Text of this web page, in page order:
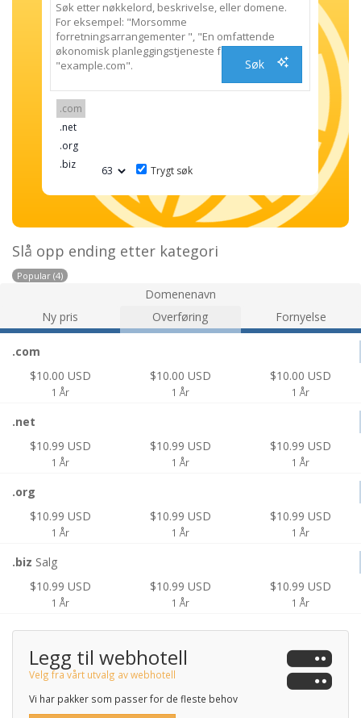
Søk
Trygt søk
Slå opp ending etter kategori
Popular (4)
Domenenavn
Ny pris
Overføring Fornyelse
.com
$10.00 USD
1 År
$10.00 USD
1 År
$10.00 USD
1 År
.net
$10.99 USD
1 År
$10.99 USD
1 År
$10.99 USD
1 År
.org
$10.99 USD
1 År
$10.99 USD
1 År
$10.99 USD
1 År
.biz Salg
$10.99 USD
1 År
$10.99 USD
1 År
$10.99 USD
1 År
Legg til webhotell
Velg fra vårt utvalg av webhotell
Vi har pakker som passer for de fleste behov